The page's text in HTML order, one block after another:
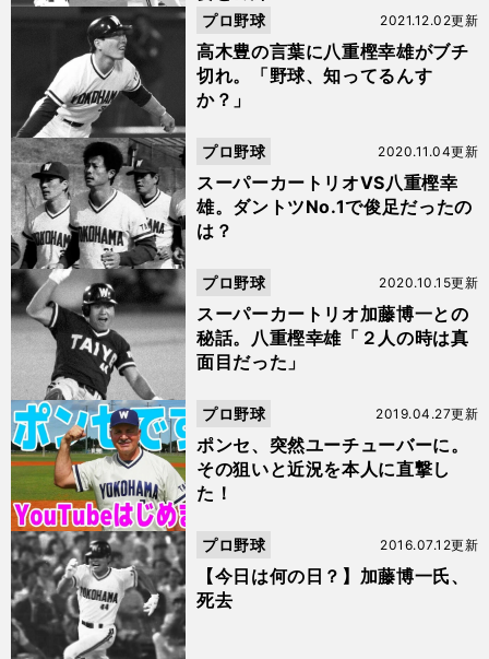
高木豊の言葉に八重樫幸雄がブチ
切れ。「野球、知ってるんす
か？」
2021.12.02更新
プロ野球
スーパーカートリオVS八重樫幸
雄。ダントツNo.1で俊足だったの
は？
2020.11.04更新
プロ野球
スーパーカートリオ加藤博一との
秘話。八重樫幸雄「２人の時は真
面目だった」
2020.10.15更新
プロ野球
ポンセ、突然ユーチューバーに。
その狙いと近況を本人に直撃し
た！
2019.04.27更新
プロ野球
【今日は何の日？】加藤博一氏、
死去
2016.07.12更新
プロ野球